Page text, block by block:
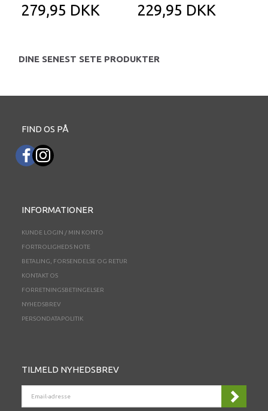
279,95 DKK 229,95 DKK
DINE SENEST SETE PRODUKTER
FIND OS PÅ
INFORMATIONER
KUNDE LOGIN / MIN KONTO
FORTROLIGHEDS NOTE
BETALING, FORSENDELSE OG RETUR
KONTAKT OS
FORRETNINGSBETINGELSER
NYHEDSBREV
PERSONDATAPOLITIK
TILMELD NYHEDSBREV
ADRESSE